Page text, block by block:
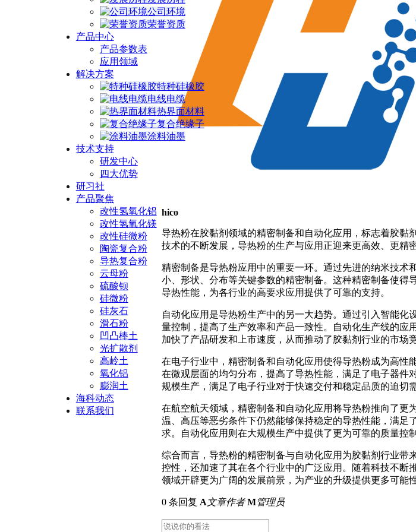
公司环境
荣誉资质
产品中心
产品参数表
应用领域
解决方案
特种硅橡胶
电线电缆
热界面材料
复合绝缘子
涂料油墨
技术支持
研发中心
四大优势
研习社
产品聚焦
改性氢氧化铝
改性氢氧化镁
改性硅微粉
陶瓷复合粉
导热复合粉
云母粉
硫酸钡
硅微粉
硅灰石
滑石粉
凹凸棒土
光扩散剂
高岭土
氧化铝
膨润土
海科动态
联系我们
hico
导热粉在胶黏剂领域的精密制备和自动化应用，标志着胶黏
技术的不断发展，导热粉的生产与应用正迎来更高效、更精
精密制备是导热粉应用中的重要一环。通过先进的纳米技术
小、形状、分布等关键参数的精密制备。这种精密制备使得
导热性能，为各行业的高要求应用提供了可靠的支持。
自动化应用是导热粉生产中的另一大趋势。通过引入智能
量控制，提高了生产效率和产品一致性。自动化生产线的应
加快了产品研发和上市速度，从而推动了胶黏剂行业的市场
在电子行业中，精密制备和自动化应用使得导热粉成为高性
在微观层面的均匀分布，提高了导热性能，满足了电子器件
规模生产，满足了电子行业对于快速交付和稳定品质的迫切需
在航空航天领域，精密制备和自动化应用将导热粉推向了更
温、高压等恶劣条件下仍然能够保持稳定的导热性能，满足
求。自动化应用则在大规模生产中提供了更为可靠的质量控
综合而言，导热粉的精密制备与自动化应用为胶黏剂行业带
控性，还加速了其在各个行业中的广泛应用。随着科技不断
领域开辟更为广阔的发展前景，为产业的升级提供更多可能性
0 条回复 A文章作者 M管理员